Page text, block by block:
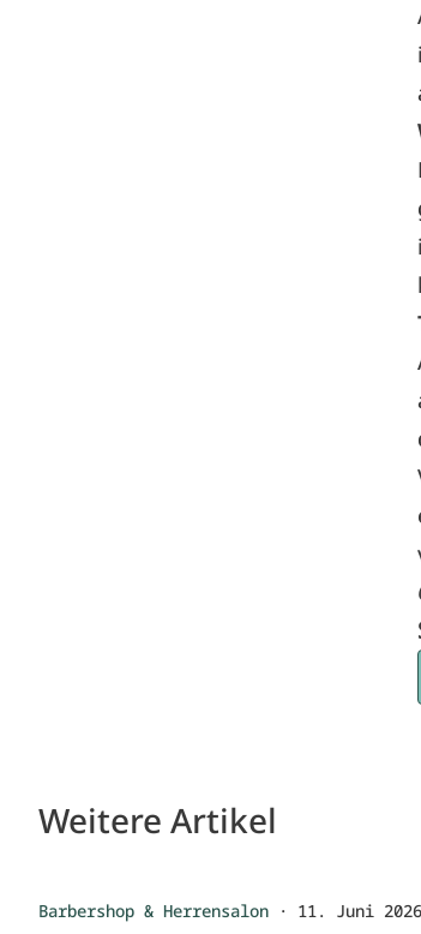
Weitere Artikel
Barbershop & Herrensalon · 11. Juni 2026